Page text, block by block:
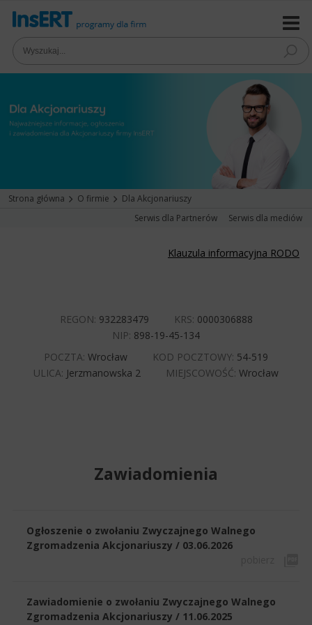
Strona główna O firmie
Dla Akcjonariuszy
Serwis dla Partnerów
Serwis dla mediów
Klauzula informacyjna RODO
REGON: 932283479 KRS: 0000306888
NIP: 898-19-45-134
POCZTA: Wrocław KOD POCZTOWY: 54-519
ULICA: Jerzmanowska 2 MIEJSCOWOŚĆ: Wrocław
Zawiadomienia
Ogłoszenie o zwołaniu Zwyczajnego Walnego
Zgromadzenia Akcjonariuszy / 03.06.2026
Zawiadomienie o zwołaniu Zwyczajnego Walnego
Zgromadzenia Akcjonariuszy / 11.06.2025